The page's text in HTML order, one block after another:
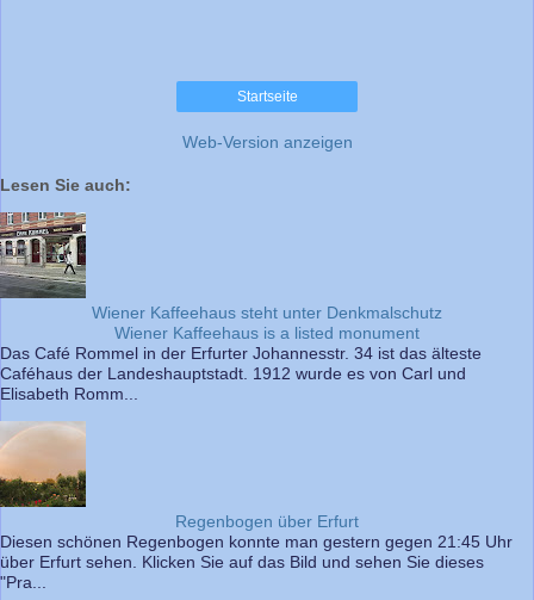
Startseite
Web-Version anzeigen
Lesen Sie auch:
Wiener Kaffeehaus steht unter Denkmalschutz
Wiener Kaffeehaus is a listed monument
Das Café Rommel in der Erfurter Johannesstr. 34 ist das älteste
Caféhaus der Landeshauptstadt. 1912 wurde es von Carl und
Elisabeth Romm...
Regenbogen über Erfurt
Diesen schönen Regenbogen konnte man gestern gegen 21:45 Uhr
über Erfurt sehen. Klicken Sie auf das Bild und sehen Sie dieses
"Pra...